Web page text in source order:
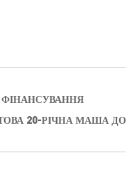
20-РІЧНА МАША ДО